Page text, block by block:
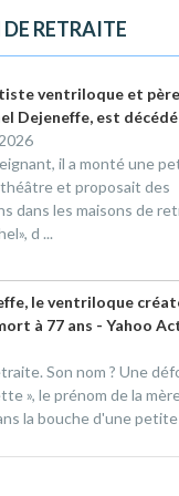
RETRAITE
ventriloque et
Dejeneffe, est
il a monté une
et proposait des
dans les maisons de
d ...
le ventriloque
à 77 ans - Yahoo
Son nom ? Une
», le prénom de la
la bouche d'une petite